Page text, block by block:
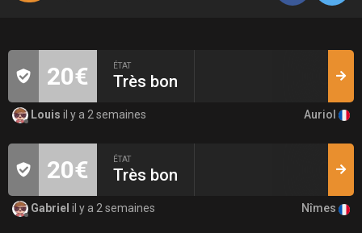
20€ ÉTAT
Très bon
Louis il y a 2 semaines Auriol
20€ ÉTAT
Très bon
Gabriel il y a 2 semaines Nîmes